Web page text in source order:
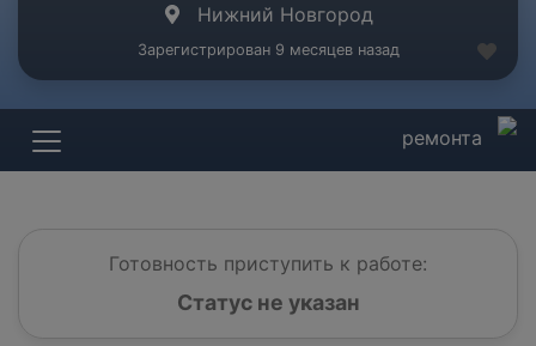
Нижний Новгород
Зарегистрирован 9 месяцев назад
ремонта
Готовность приступить к работе:
Статус не указан